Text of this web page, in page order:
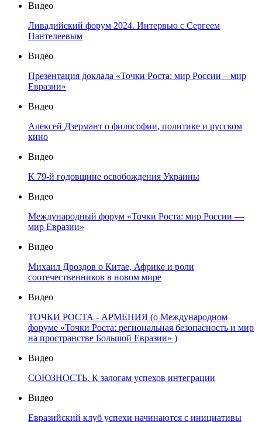
Видео
Ливадийский форум 2024. Интервью с Сергеем
Пантелеевым
Видео
Презентация доклада «Точки Роста: мир России – мир
Евразии»
Видео
Алексей Дзермант о философии, политике и русском
кино
Видео
К 79-й годовщине освобождения Украины
Видео
Международный форум «Точки Роста: мир России —
мир Евразии»
Видео
Михаил Дроздов о Китае, Африке и роли
соотечественников в новом мире
Видео
ТОЧКИ РОСТА - АРМЕНИЯ (о Международном
форуме «Точки Роста: региональная безопасность и мир
на пространстве Большой Евразии» )
Видео
СОЮЗНОСТЬ. К залогам успехов интеграции
Видео
Евразийский клуб успехи начинаются с инициативы